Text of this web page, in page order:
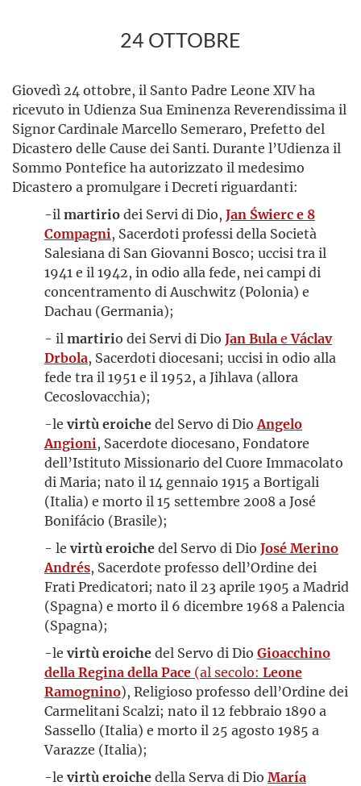
24 OTTOBRE
Giovedì 24 ottobre, il Santo Padre Leone XIV ha
ricevuto in Udienza Sua Eminenza Reverendissima il
Signor Cardinale Marcello Semeraro, Prefetto del
Dicastero delle Cause dei Santi. Durante l’Udienza il
Sommo Pontefice ha autorizzato il medesimo
Dicastero a promulgare i Decreti riguardanti:
-il martiriodei Servi di Dio, Jan Świerc e 8
Compagni, Sacerdoti professi della Società
Salesiana di San Giovanni Bosco; uccisi tra il
1941 e il 1942, in odio alla fede, nei campi di
concentramento di Auschwitz (Polonia) e
Dachau (Germania);
- il martirio dei Servi di Dio Jan Bula eVáclav
Drbola, Sacerdoti diocesani; uccisi in odio alla
fede tra il 1951 e il 1952, a Jihlava (allora
Cecoslovacchia);
-le virtù eroichedel Servo di Dio Angelo
Angioni, Sacerdote diocesano, Fondatore
dell’Istituto Missionario del Cuore Immacolato
di Maria; nato il 14 gennaio 1915 a Bortigali
(Italia) e morto il 15 settembre 2008 a José
Bonifácio (Brasile);
- le virtù eroichedel Servo di Dio José Merino
Andrés, Sacerdote professo dell’Ordine dei
Frati Predicatori; nato il 23 aprile 1905 a Madrid
(Spagna) e morto il 6 dicembre 1968 a Palencia
(Spagna);
-le virtù eroichedel Servo di Dio Gioacchino
della Regina della Pace (al secolo: Leone
Ramognino), Religioso professo dell’Ordine dei
Carmelitani Scalzi; nato il 12 febbraio 1890 a
Sassello (Italia) e morto il 25 agosto 1985 a
Varazze (Italia);
-le virtù eroichedella Serva di Dio María